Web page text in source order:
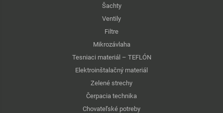
Šachty
Ventily
Filtre
Mikrozávlaha
Tesniaci materiál – TEFLÓN
Elektroinštalačný materiál
Zelené strechy
Čerpacia technika
Chovateľské potreby